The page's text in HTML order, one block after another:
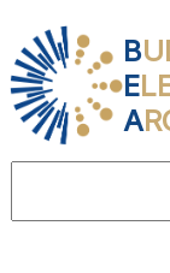
B
E
A